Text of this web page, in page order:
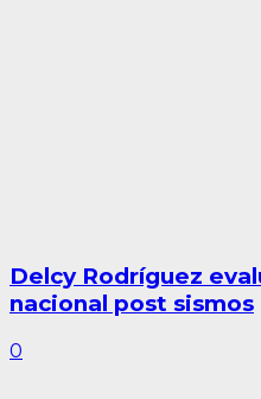
Delcy Rodríguez
nacional post sismos
0